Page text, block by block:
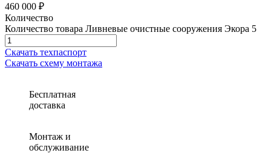
460 000 ₽
Количество
Количество товара Ливневые очистные сооружения Экора 5
Скачать техпаспорт
Скачать схему монтажа
Бесплатная
доставка
Монтаж и
обслуживание